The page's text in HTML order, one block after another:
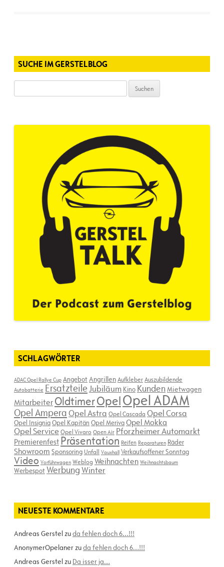
SUCHE IM GERSTELBLOG
nach:
SCHLAGWÖRTER
ADAC Opel Rallye Cup AngebotAngrillenAufkleberAuszubildende
Autobatterie ErsatzteileJubiläum Kino KundenMietwagen
Mitarbeiter OldtimerOpelOpel ADAM
Opel AmperaOpel Astra Opel Cascada Opel Corsa
Opel InsigniaOpel Kapitän Opel MerivaOpel Mokka
Opel ServiceOpel Vivaro Open Air Pforzheimer Automarkt
Premierenfest Präsentation Reifen Reparaturen Räder
Showroom Sponsoring Unfall Vauxhall Verkaufsoffener Sonntag
Video Vorführwagen Weblog Weihnachten Weihnachtsbaum
WerbespotWerbungWinter
NEUESTE KOMMENTARE
Andreas Gerstel zuda fehlen doch 6…!!!
AnonymerOpelanerzuda fehlen doch 6…!!!
Andreas Gerstel zu Da isser ja…